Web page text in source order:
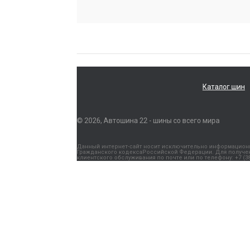
Каталог шин
© 2026, Автошина 22 - шины со всего мира
Данный интернет-сайт носит исключительно
Гражданского кодексаРоссийской Федерации. Для
клиентского обслуживания по почте или по телефону: +7